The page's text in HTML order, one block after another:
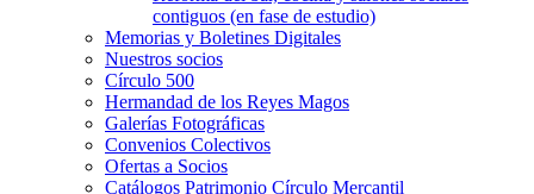
contiguos (en fase de estudio)
Memorias y Boletines Digitales
Nuestros socios
Círculo 500
Hermandad de los Reyes Magos
Galerías Fotográficas
Convenios Colectivos
Ofertas a Socios
Catálogos Patrimonio Círculo Mercantil